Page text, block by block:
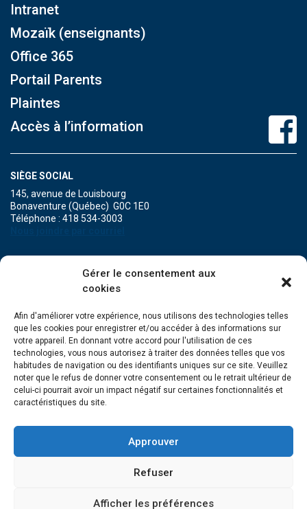
Gérer le consentement aux
cookies
Afin d'améliorer votre expérience, nous utilisons des technologies telles
que les cookies pour enregistrer et/ou accéder à des informations sur
votre appareil. En donnant votre accord pour l'utilisation de ces
technologies, vous nous autorisez à traiter des données telles que vos
habitudes de navigation ou des identifiants uniques sur ce site. Veuillez
noter que le refus de donner votre consentement ou le retrait ultérieur de
celui-ci pourrait avoir un impact négatif sur certaines fonctionnalités et
caractéristiques du site.
Approuver
Refuser
Afficher les préférences
Intranet
Mozaïk (enseignants)
Office 365
Portail Parents
Plaintes
Accès à l’information
SIÈGE SOCIAL
145, avenue de Louisbourg
Bonaventure (Québec) G0C 1E0
Téléphone : 418 534-3003
471A, boulevard Perron
Maria (Québec) G0C 1Y0
POINT DE SERVICE DE GRANDE-RIVIÈRE
134, Grande Allée Est
Grande-Rivière (Québec) G0C 1V0
Téléphone : 418 385-3499